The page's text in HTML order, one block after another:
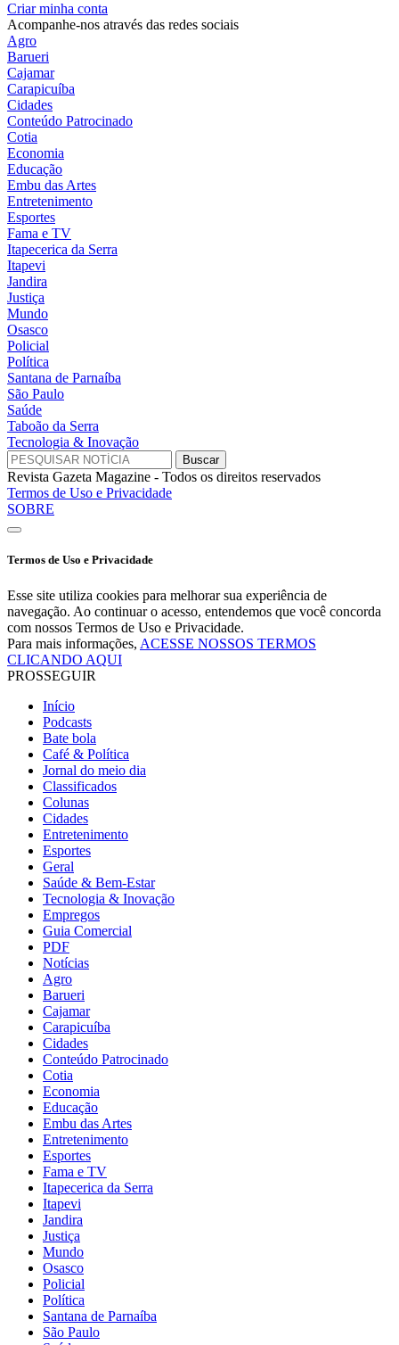
Criar minha conta
Acompanhe-nos através das redes sociais
Agro
Barueri
Cajamar
Carapicuíba
Cidades
Conteúdo Patrocinado
Cotia
Economia
Educação
Embu das Artes
Entretenimento
Esportes
Fama e TV
Itapecerica da Serra
Itapevi
Jandira
Justiça
Mundo
Osasco
Policial
Política
Santana de Parnaíba
São Paulo
Saúde
Taboão da Serra
Tecnologia & Inovação
Revista Gazeta Magazine - Todos os direitos reservados
Termos de Uso e Privacidade
SOBRE
Termos de Uso e Privacidade
Esse site utiliza cookies para melhorar sua experiência de
navegação. Ao continuar o acesso, entendemos que você concorda
com nossos Termos de Uso e Privacidade.
Para mais informações, ACESSE NOSSOS TERMOS
CLICANDO AQUI
PROSSEGUIR
Início
Podcasts
Bate bola
Café & Política
Jornal do meio dia
Classificados
Colunas
Cidades
Entretenimento
Esportes
Geral
Saúde & Bem-Estar
Tecnologia & Inovação
Empregos
Guia Comercial
PDF
Notícias
Agro
Barueri
Cajamar
Carapicuíba
Cidades
Conteúdo Patrocinado
Cotia
Economia
Educação
Embu das Artes
Entretenimento
Esportes
Fama e TV
Itapecerica da Serra
Itapevi
Jandira
Justiça
Mundo
Osasco
Policial
Política
Santana de Parnaíba
São Paulo